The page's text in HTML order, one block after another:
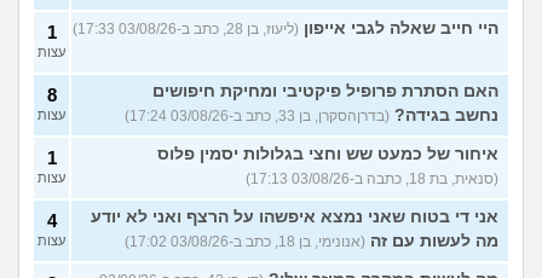
היי חייב שאלה לגבי אייפון (ליעוז, בן 28, כתב ב-03/08/26 17:33) 1
עצות
האם הסתרת פרופיל פיקטיבי ומחיקת חיפושים
נחשב בגידה? (בדרןהסקרן, בן 33, כתב ב-03/08/26 17:24)
8
עצות
איחור של כמעט שש וחצי בגלולות יסמין פלוס
(סנאית, בת 18, כתבה ב-03/08/26 17:13)
1
עצות
אני די בטוח שאני נמצא איפשהו על הרצף ואני לא יודע
מה לעשות עם זה (אנונימי, בן 18, כתב ב-03/08/26 17:02)
4
עצות